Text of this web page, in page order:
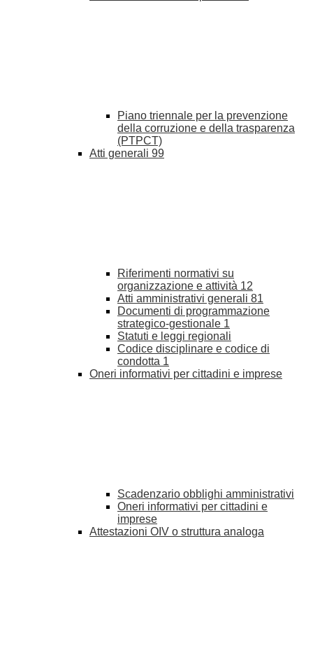
Piano triennale per la prevenzione
della corruzione e della trasparenza
(PTPCT)
Atti generali 99
Riferimenti normativi su
organizzazione e attività 12
Atti amministrativi generali 81
Documenti di programmazione
strategico-gestionale 1
Statuti e leggi regionali
Codice disciplinare e codice di
condotta 1
Oneri informativi per cittadini e imprese
Scadenzario obblighi amministrativi
Oneri informativi per cittadini e
imprese
Attestazioni OIV o struttura analoga